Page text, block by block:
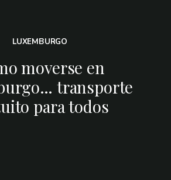
LUXEMBURGO
moverse en
transporte
para todos